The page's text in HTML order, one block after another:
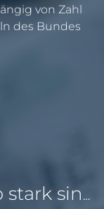
von Zahl
des Bundes
Pendeln lohnt sich: So stark sinken Wohnungspreise im Umland